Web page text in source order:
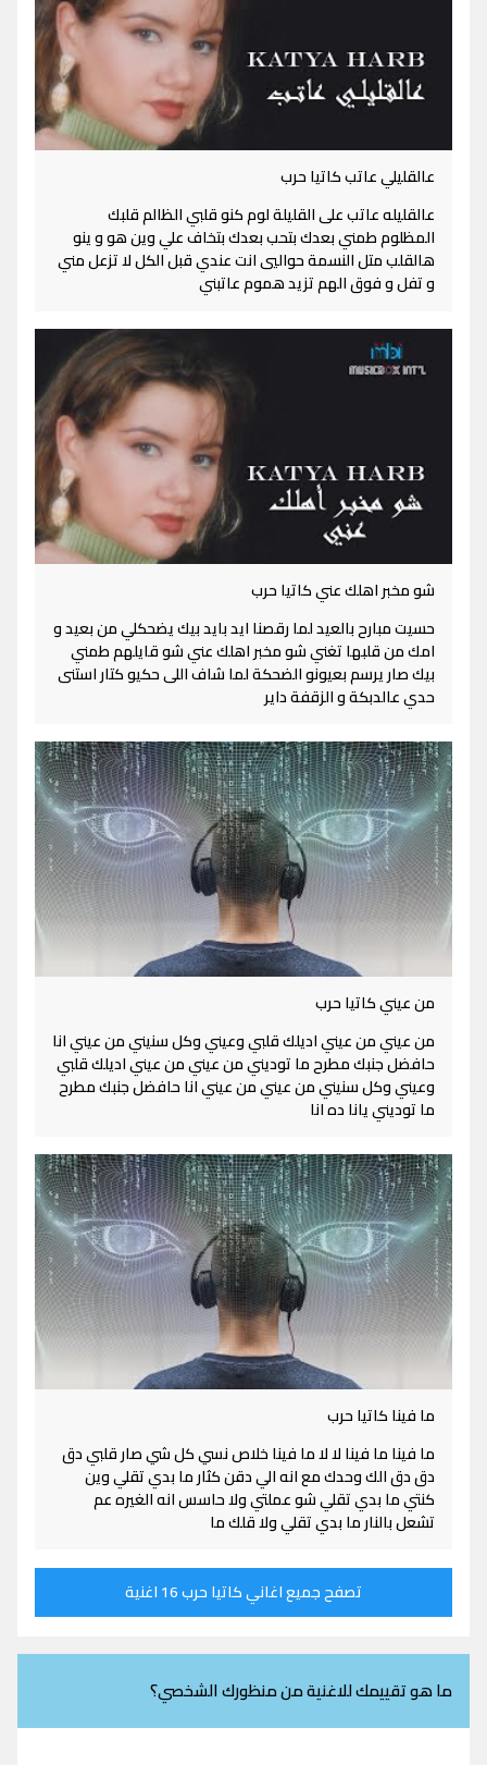
عالقليلي عاتب كاتيا حرب
عالقليله عاتب على القليلة لوم كنو قلبي الظالم قلبك
المظلوم طمني بعدك بتحب بعدك بتخاف علي وين هو و ينو
هالقلب متل النسمة حواليي انت عندي قبل الكل لا تزعل مني
و تفل و فوق الهم تزيد هموم عاتبني
شو مخبر اهلك عني كاتيا حرب
حسيت مبارح بالعيد لما رقصنا ايد بايد بيك يضحكلي من بعيد و
امك من قلبها تغني شو مخبر اهلك عني شو قايلهم طمني
بيك صار يرسم بعيونو الضحكة لما شاف اللى حكيو كتار استنى
حدي عالدبكة و الزقفة داير
من عيني كاتيا حرب
من عيني من عيني اديلك قلبي وعيني وكل سنيني من عيني انا
حافضل جنبك مطرح ما توديني من عيني من عيني اديلك قلبي
وعيني وكل سنيني من عيني من عيني انا حافضل جنبك مطرح
ما توديني يانا ده انا
ما فينا كاتيا حرب
ما فينا ما فينا لا لا ما فينا خلاص نسي كل شي صار قلبي دق
دق دق الك وحدك مع انه الي دقن كثار ما بدي تقلي وين
كنتي ما بدي تقلي شو عملتي ولا حاسس انه الغيره عم
تشعل بالنار ما بدي تقلي ولا قلك ما
تصفح جميع اغاني كاتيا حرب 16 اغنية
ما هو تقييمك للاغنية من منظورك الشخصي؟